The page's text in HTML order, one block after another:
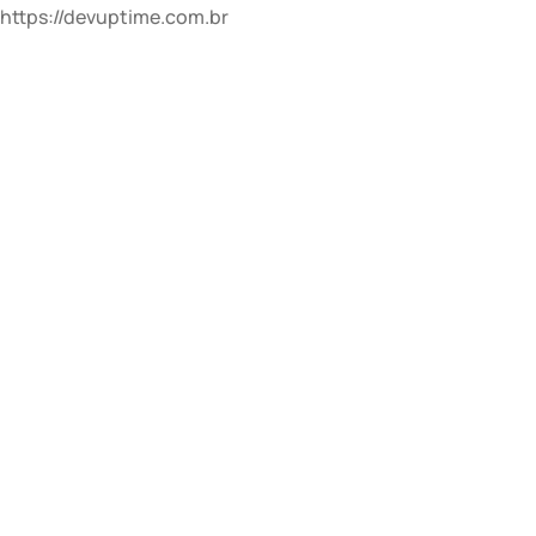
https://devuptime.com.br